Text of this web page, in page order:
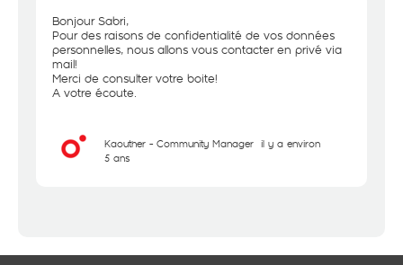
Bonjour Sabri,
Pour des raisons de confidentialité de vos données
personnelles, nous allons vous contacter en privé via
mail!
Merci de consulter votre boite!
A votre écoute.
Kaouther - Community Manager il y a environ
5 ans